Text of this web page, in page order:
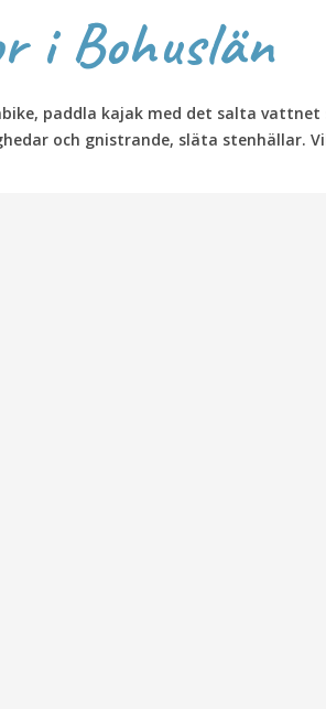
i Bohuslän
paddla kajak med det salta
och gnistrande, släta stenhällar.